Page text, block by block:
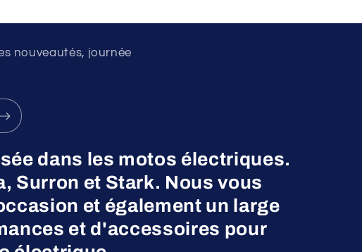
nouveautés, journée
dans les motos électriques.
Surron et Stark. Nous vous
et également un large
et d'accessoires pour